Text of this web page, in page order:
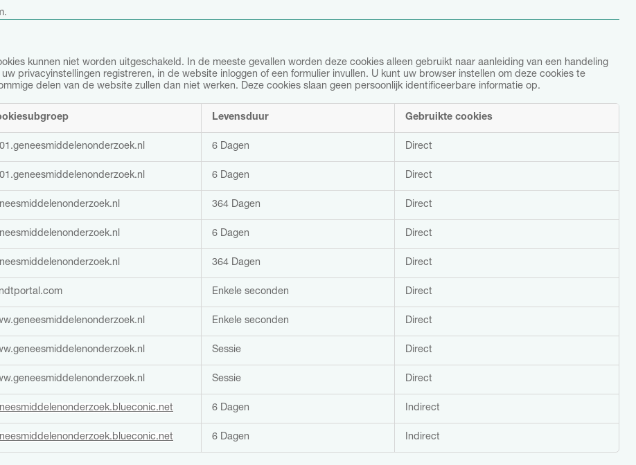
kunnen niet worden uitgeschakeld. In de meeste gevallen worden deze cookies alleen gebruikt naar aanleiding van een handeling
privacyinstellingen registreren, in de website inloggen of een formulier invullen. U kunt uw browser instellen om deze cookies te
delen van de website zullen dan niet werken. Deze cookies slaan geen persoonlijk identificeerbare informatie op.
Levensduur Gebruikte cookies
6 Dagen Direct
6 Dagen Direct
364 Dagen Direct
6 Dagen Direct
364 Dagen Direct
Enkele seconden Direct
Enkele seconden Direct
Sessie Direct
Sessie Direct
6 Dagen Indirect
6 Dagen Indirect